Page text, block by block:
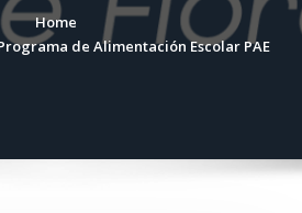
Home
Programa de Alimentación Escolar PAE